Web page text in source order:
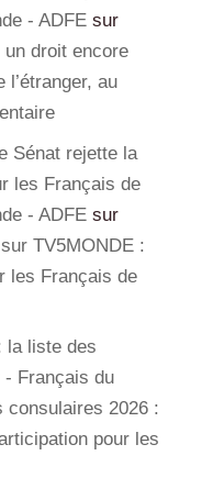
- ADFEsur
droit encore
au
Sénat rejette la
les Français de
- ADFEsur
TV5MONDE :
les Français de
la liste des
- Français du
consulaires 2026 :
pour les